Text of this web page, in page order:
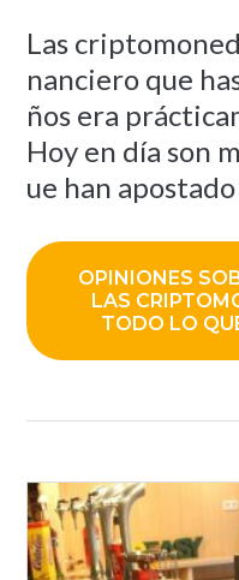
Las
nanciero que
ños era
Hoy en día son
ue han
OPINIONES
LAS
TODO LO